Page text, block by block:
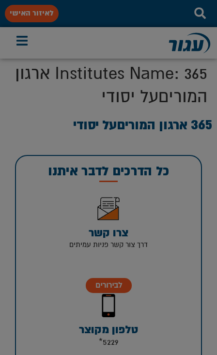
לאיזור האישי
Institutes Name:
365 ארגון
המוריםעל יסודי
365 ארגון המוריםעל יסודי
כל הדרכים לדבר איתנו
צרו קשר
דרך צור קשר פניות עמיתים
לבירורים
טלפון מקוצר
5229*